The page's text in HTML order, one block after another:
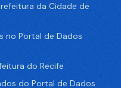
da Cidade de
no Portal de Dados
do Recife
do Portal de Dados